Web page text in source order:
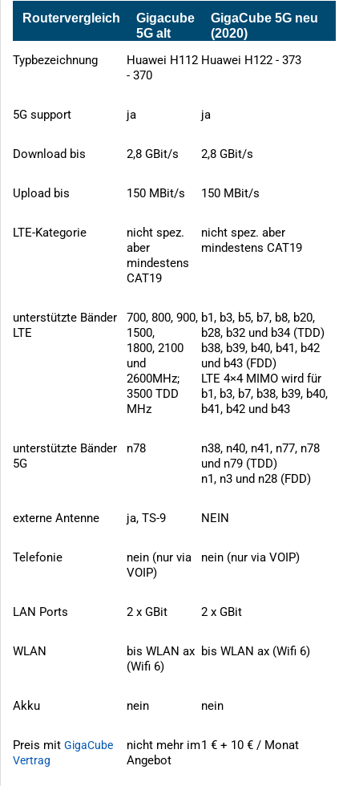
Routervergleich
Gigacube
5G alt
GigaCube 5G neu
(2020)
Typbezeichnung
Huawei H112
- 370
Huawei H122 - 373
5G support ja ja
Download bis 2,8 GBit/s 2,8 GBit/s
Upload bis 150 MBit/s 150 MBit/s
LTE-Kategorie
nicht spez.
aber
mindestens
CAT19
nicht spez. aber
mindestens CAT19
unterstützte Bänder
LTE
700, 800, 900,
1500,
1800, 2100
und
2600MHz;
3500 TDD
MHz
b1, b3, b5, b7, b8, b20,
b28, b32 und b34 (TDD)
b38, b39, b40, b41, b42
und b43 (FDD)
LTE 4×4 MIMO wird für
b1, b3, b7, b38, b39, b40,
b41, b42 und b43
unterstützte Bänder
5G
n78
n38, n40, n41, n77, n78
und n79 (TDD)
n1, n3 und n28 (FDD)
externe Antenne ja, TS-9 NEIN
Telefonie
nein (nur via
VOIP)
nein (nur via VOIP)
LAN Ports 2 x GBit 2 x GBit
WLAN
bis WLAN ax
(Wifi 6)
bis WLAN ax (Wifi 6)
Akku nein nein
Preis mitGigaCube
Vertrag
nicht mehr im
Angebot
1 € + 10 € / Monat